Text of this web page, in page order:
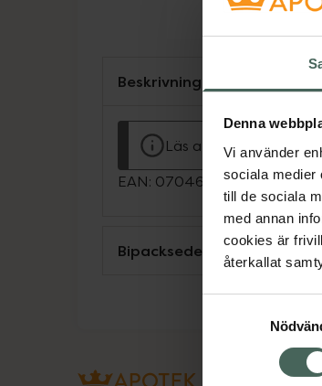
Denna
Vi använder
sociala medier
till de sociala
med annan
cookies är
återkallat
Beskrivning
Läs alltid
EAN: 07046264200728
Bipacksedel från FASS